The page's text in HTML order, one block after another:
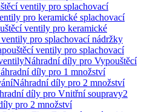
ventily pro splachovací
pro keramické splachovací
ventily pro keramické
pro splachovací nádržky
ventily pro splachovací
Náhradní díly pro Vypouštěcí
díly pro 1 množství
Náhradní díly pro 2 množství
díly pro Vnitřní soupravy2
pro 2 množství